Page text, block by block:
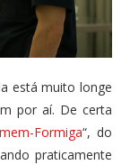
está muito longe
por aí. De certa
Formiga“, do
praticamente